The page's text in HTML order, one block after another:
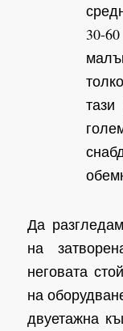
30-
Да
на
неговата
на
двуетажна